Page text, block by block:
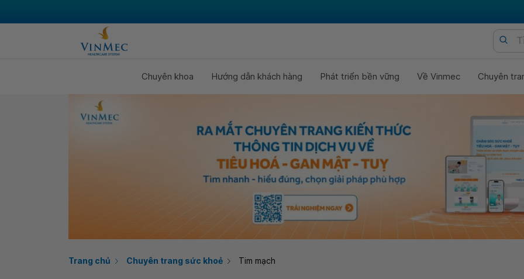
Chuyên khoa Hướng dẫn khách hàng Phát triển bền vững Về Vinmec Chuyên
Trang chủ Chuyên trang sức khoẻ Tim mạch